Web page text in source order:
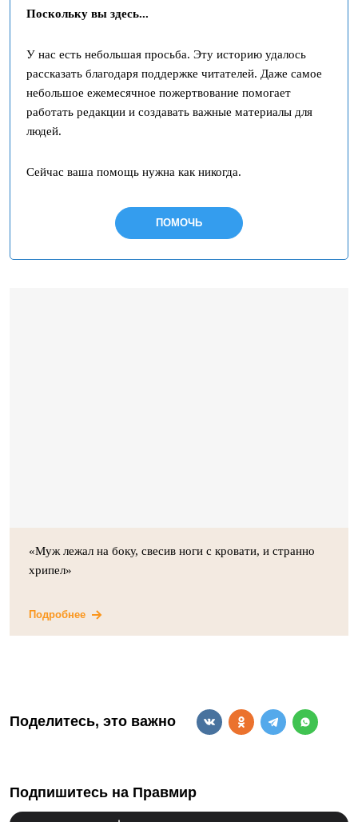
Поскольку вы здесь...
У нас есть небольшая просьба. Эту историю удалось
рассказать благодаря поддержке читателей. Даже самое
небольшое ежемесячное пожертвование помогает
работать редакции и создавать важные материалы для
людей.
Сейчас ваша помощь нужна как никогда.
ПОМОЧЬ
«Муж лежал на боку, свесив ноги с кровати, и странно
хрипел»
Подробнее
Поделитесь, это важно
Подпишитесь на Правмир